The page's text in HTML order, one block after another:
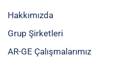
Hakkımızda
Grup Şirketleri
AR-GE Çalışmalarımız